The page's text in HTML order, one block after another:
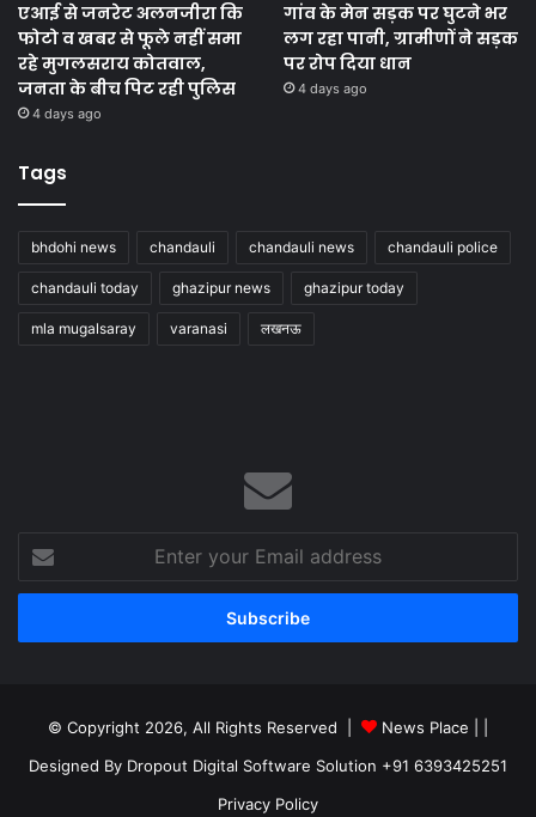
एआई से जनरेट अलनजीरा कि
फोटो व खबर से फूले नहीं समा
रहे मुगलसराय कोतवाल,
जनता के बीच पिट रही पुलिस
4 days ago
गांव के मेन सड़क पर घुटने भर
लग रहा पानी, ग्रामीणों ने सड़क
पर रोप दिया धान
4 days ago
Tags
bhdohi news chandauli chandauli news chandauli police
chandauli today ghazipur news ghazipur today
mla mugalsaray varanasi लखनऊ
Enter
your
Email
© Copyright 2026, All Rights Reserved | News Place |
Designed By Dropout Digital Software Solution +91 6393425251
Privacy Policy